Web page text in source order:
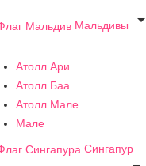
Мальдивы

Атолл Ари
Атолл Баа
Атолл Мале
Мале
Сингапур